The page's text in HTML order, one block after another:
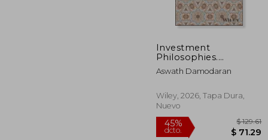
Investment
Philosophies.
Successful Strategies
and the Investors
Work (en Inglés)
Aswath Damodaran
Wiley, 2026, Tapa Dura,
Nuevo